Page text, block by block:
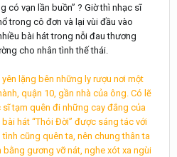
có vạn lần buồn” ? Giờ thì nhạc sĩ
trong cô đơn và lại vùi đầu vào
bài hát trong nỗi đau thương
cho nhân tình thế thái.
lặng bên những ly rượu nơi một
quận 10, gần nhà của ông. Có lẽ
tạm quên đi những cay đắng của
hát “Thói Đời” được sáng tác với
cũng quên ta, nên chung thân ta
gương vỡ nát, nghe xót xa ngùi